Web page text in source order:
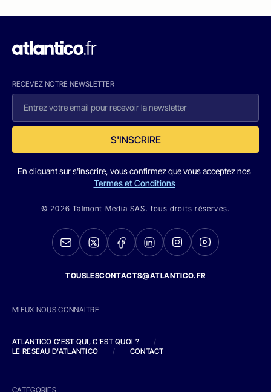
RECEVEZ NOTRE NEWSLETTER
S'INSCRIRE
En cliquant sur s'inscrire, vous confirmez que vous acceptez nos
Termes et Conditions
© 2026 Talmont Media SAS. tous droits réservés.
TOUSLESCONTACTS@ATLANTICO.FR
MIEUX NOUS CONNAITRE
ATLANTICO C'EST QUI, C'EST QUOI ?
/
LE RESEAU D'ATLANTICO
/ CONTACT
CATEGORIES